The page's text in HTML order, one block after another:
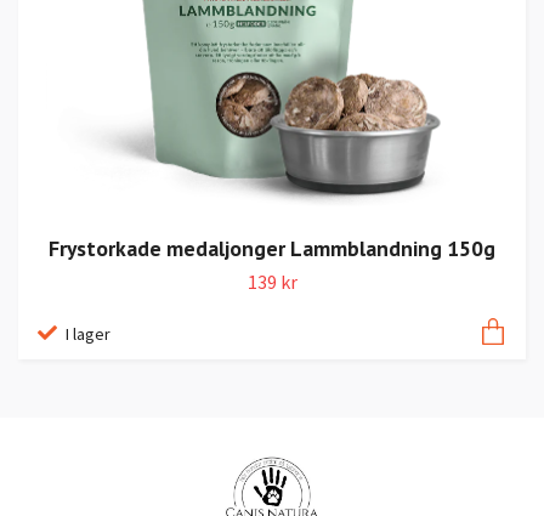
Frystorkade medaljonger Lammblandning 150g
139 kr
I lager